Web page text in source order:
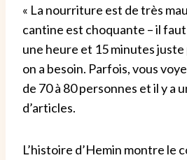
« La nourriture est de très
cantine est choquante – il
une heure et 15 minutes
on a besoin. Parfois, vous
de 70 à 80 personnes et il y a
d’articles.
L’histoire d’Hemin montre le